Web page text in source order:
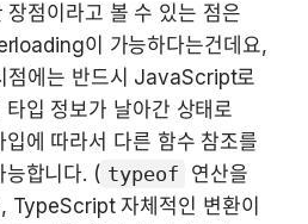
점이라고 볼 수 있는 점은
이 가능하다는건데요,
에는 반드시 JavaScript로
입 정보가 날아간 상태로
에 따라서 다른 함수 참조를
능합니다. ( typeof 연산을
TypeScript 자체적인 변환이